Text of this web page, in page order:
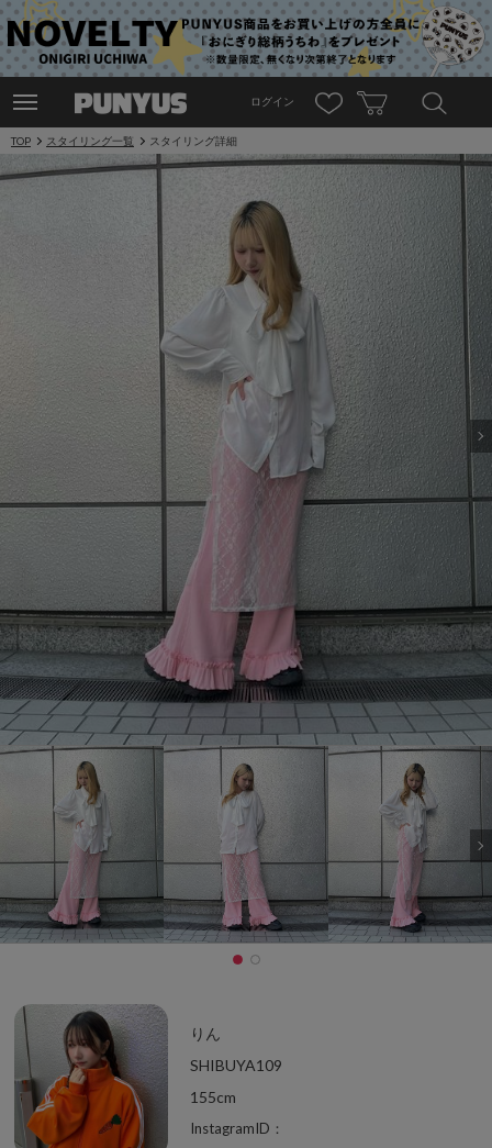
ログイン
TOP スタイリング一覧 スタイリング詳細
りん
SHIBUYA109
155cm
InstagramID：